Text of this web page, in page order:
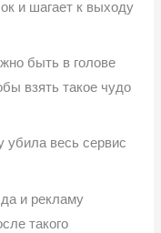
и шагает к выходу
быть в голове
взять такое чудо
убила весь сервис
и рекламу
такого